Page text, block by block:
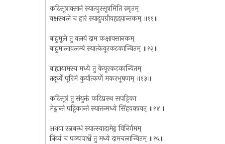
कटिसूत्रावसानं स्यात्पुरसूत्रमिति स्मृतम्
वक्षस्थले च हारं स्यादुपग्रीवहृदयान्तकम् ॥११॥
बाहुमूले तु वलयं दाम कक्षावसानकम्
बाहुमालावलम्बं स्यात्केयूरकटकान्वितम् ॥१२॥
बाह्यायामस्य मध्ये तु केयूरकटकान्वितम्
तदूर्ध्वे पूरिमं कुर्यात्कर्णे मकरभूषणम् ॥१३॥
कटिसूत्रं तु संयुक्तं कटिप्रस्थ सपट्टिका
मेढ्रान्तं पट्टिकान्तं स्यात्तन्मध्ये सिंहवक्त्रवत् ॥१४॥
अथवा रत्नबन्धं स्यात्स्यादामेढ्र विनिर्गमम्
निर्व्यं च पञ्चपार्श्वे तु मध्ये दामचलान्वितम् ॥१५॥